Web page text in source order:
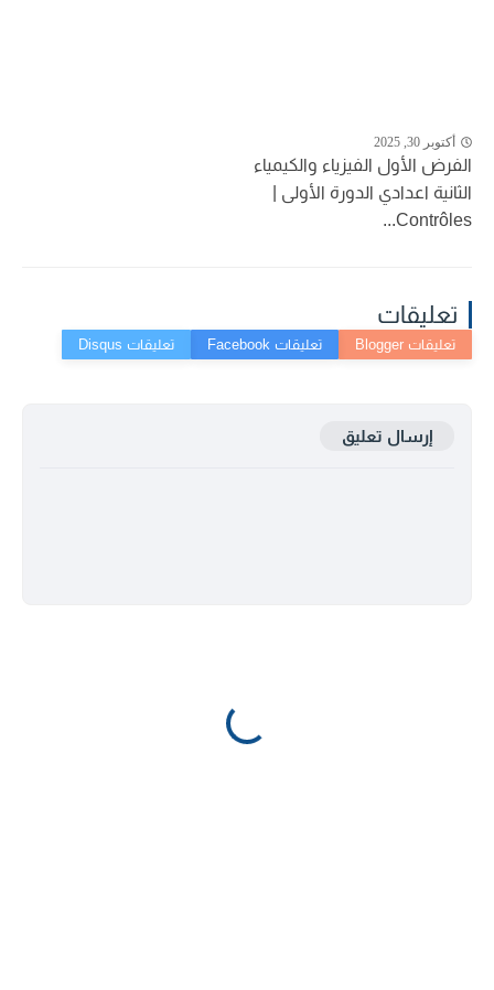
أكتوبر 30, 2025
الفرض الأول الفيزياء والكيمياء
الثانية اعدادي الدورة الأولى |
Contrôles...
تعليقات
إرسال تعليق